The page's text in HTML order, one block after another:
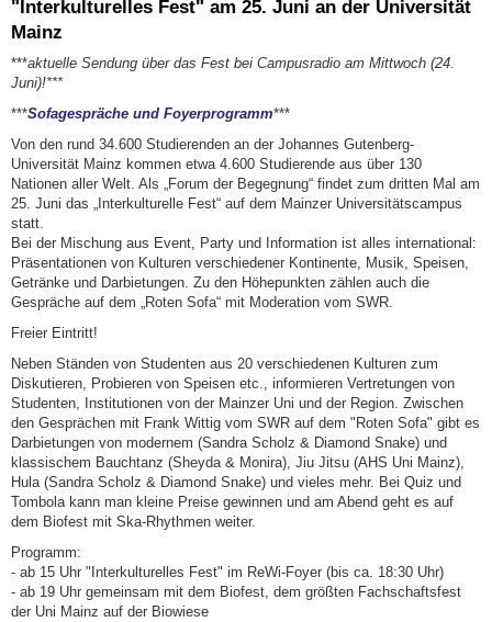
"Interkulturelles Fest" am 25. Juni an der Universität
Mainz
***aktuelle Sendung über das Fest bei Campusradio am Mittwoch (24.
Juni)!***
***Sofagespräche und Foyerprogramm***
Von den rund 34.600 Studierenden an der Johannes Gutenberg-
Universität Mainz kommen etwa 4.600 Studierende aus über 130
Nationen aller Welt. Als „Forum der Begegnung“ findet zum dritten Mal am
25. Juni das „Interkulturelle Fest“ auf dem Mainzer Universitätscampus
statt.
Bei der Mischung aus Event, Party und Information ist alles international:
Präsentationen von Kulturen verschiedener Kontinente, Musik, Speisen,
Getränke und Darbietungen. Zu den Höhepunkten zählen auch die
Gespräche auf dem „Roten Sofa“ mit Moderation vom SWR.
Freier Eintritt!
Neben Ständen von Studenten aus 20 verschiedenen Kulturen zum
Diskutieren, Probieren von Speisen etc., informieren Vertretungen von
Studenten, Institutionen von der Mainzer Uni und der Region. Zwischen
den Gesprächen mit Frank Wittig vom SWR auf dem "Roten Sofa" gibt es
Darbietungen von modernem (Sandra Scholz & Diamond Snake) und
klassischem Bauchtanz (Sheyda & Monira), Jiu Jitsu (AHS Uni Mainz),
Hula (Sandra Scholz & Diamond Snake) und vieles mehr. Bei Quiz und
Tombola kann man kleine Preise gewinnen und am Abend geht es auf
dem Biofest mit Ska-Rhythmen weiter.
Programm:
- ab 15 Uhr "Interkulturelles Fest" im ReWi-Foyer (bis ca. 18:30 Uhr)
- ab 19 Uhr gemeinsam mit dem Biofest, dem größten Fachschaftsfest
der Uni Mainz auf der Biowiese